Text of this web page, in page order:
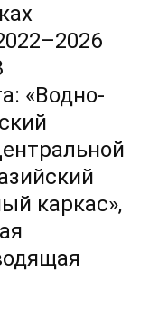
«Водно-
каркас»,